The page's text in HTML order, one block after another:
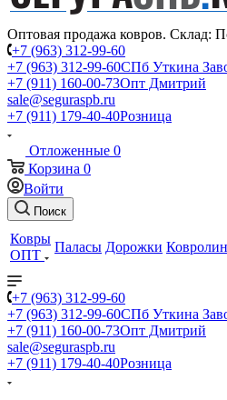
Оптовая продажа ковров. Склад:
+7 (963) 312-99-60
+7 (963) 312-99-60СПб Уткина
+7 (911) 160-00-73Опт Дмитрий
sale@seguraspb.ru
+7 (911) 179-40-40Розница
Отложенные 0
Корзина 0
Войти
Поиск
Ковры
ОПТ
Паласы Дорожки Ковролин
+7 (963) 312-99-60
+7 (963) 312-99-60СПб Уткина
+7 (911) 160-00-73Опт Дмитрий
sale@seguraspb.ru
+7 (911) 179-40-40Розница